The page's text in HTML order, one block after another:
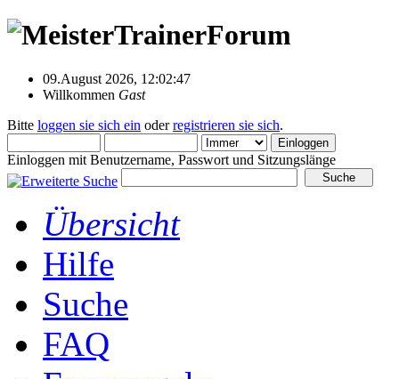
09.August 2026, 12:02:47
Willkommen Gast
Bitte loggen sie sich ein oderregistrieren sie sich.
Einloggen mit Benutzername, Passwort und Sitzungslänge
Übersicht
Hilfe
Suche
FAQ